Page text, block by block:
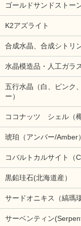
ゴールドサンドストー
K2アズライト
合成水晶、合成シトリ
水晶模造品・人工ガラ
五行水晶（白、ピンク
ー）
ココナッツ シェル（椰
琥珀（アンバー/Amber）
コバルトカルサイト（
黒鉛珪石(北海道産）
サードオニキス（縞瑪
サーベンティン